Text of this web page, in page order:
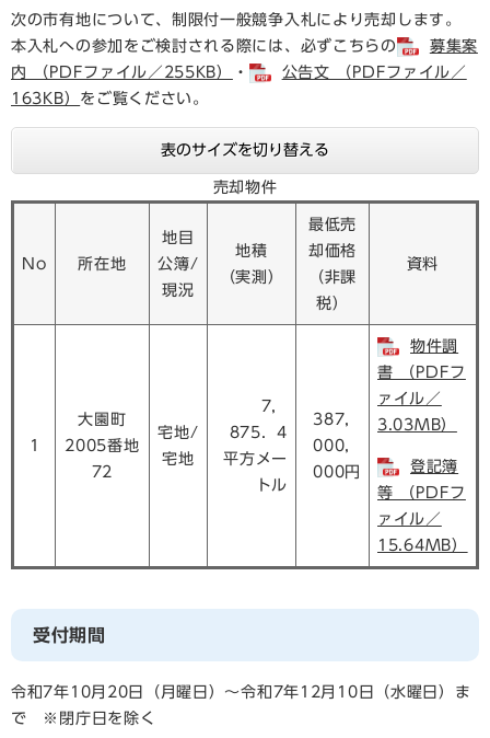
次の市有地について、制限付一般競争入札により売却します。
本入札への参加をご検討される際には、必ずこちらの
募集案
内 （PDFファイル／255KB）
・
公告文 （PDFファイル／
163KB） をご覧ください。
表のサイズを切り替える
売却物件
No 所在地
地目
公簿/
現況
地積
（実測）
最低売
却価格
（非課
税）
資料
1
大園町
2005番地
72
宅地/
宅地
7，
875．4
平方メー
トル
387，
000，
000円
物件調
書 （PDFフ
ァイル／
3.03MB）
登記簿
等 （PDFフ
ァイル／
15.64MB）
受付期間
令和7年10月20日（月曜日）～令和7年12月10日（水曜日）ま
で ※閉庁日を除く